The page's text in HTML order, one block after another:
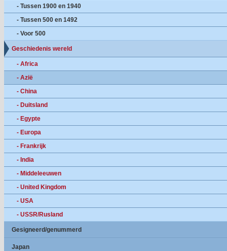
- Tussen 1900 en 1940
- Tussen 500 en 1492
- Voor 500
Geschiedenis wereld
- Africa
- Azië
- China
- Duitsland
- Egypte
- Europa
- Frankrijk
- India
- Middeleeuwen
- United Kingdom
- USA
- USSR/Rusland
Gesigneerd/genummerd
Japan